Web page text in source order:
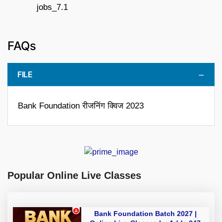
FAQs
FILE
Bank Foundation रीजनिंग क्विज 2023
Popular Online Live Classes
Bank Foundation Batch 2027 |